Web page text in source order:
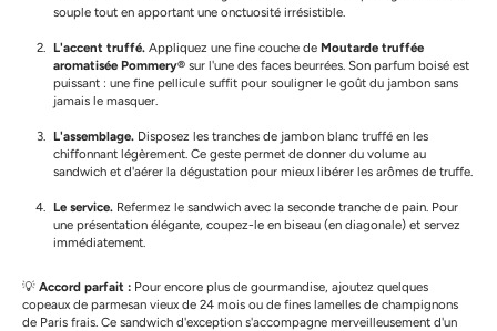
souple tout en apportant une onctuosité irrésistible.
L'accent truffé. Appliquez une fine couche de Moutarde truffée
aromatisée Pommery® sur l'une des faces beurrées. Son parfum boisé est
puissant : une fine pellicule suffit pour souligner le goût du jambon sans
jamais le masquer.
L'assemblage. Disposez les tranches de jambon blanc truffé en les
chiffonnant légèrement. Ce geste permet de donner du volume au
sandwich et d'aérer la dégustation pour mieux libérer les arômes de truffe.
Le service. Refermez le sandwich avec la seconde tranche de pain. Pour
une présentation élégante, coupez-le en biseau (en diagonale) et servez
immédiatement.
💡 Accord parfait : Pour encore plus de gourmandise, ajoutez quelques
copeaux de parmesan vieux de 24 mois ou de fines lamelles de champignons
de Paris frais. Ce sandwich d'exception s'accompagne merveilleusement d'un